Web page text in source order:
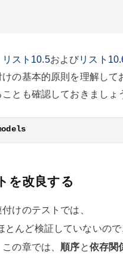
リスト10.5およびリスト
の基本的原則を理解して
とも確認しておきましょ
を改良する
付けのテストでは、
とんど検証していないの
の章では、 順序と依存関